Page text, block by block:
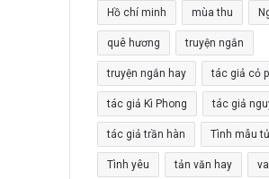
Hồ chí minh mùa thu
quê hương truyện ngắn
truyện ngắn hay tác giả cỏ
tác giả Kì Phong tác giả
tác giả trần hàn Tình mẫu tử
Tình yêu tản văn hay